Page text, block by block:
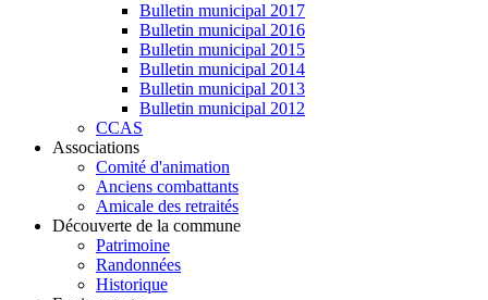
Bulletin municipal 2017
Bulletin municipal 2016
Bulletin municipal 2015
Bulletin municipal 2014
Bulletin municipal 2013
Bulletin municipal 2012
CCAS
Associations
Comité d'animation
Anciens combattants
Amicale des retraités
Découverte de la commune
Patrimoine
Randonnées
Historique